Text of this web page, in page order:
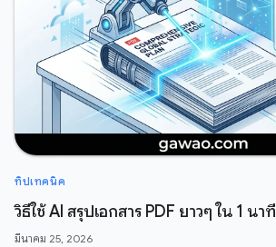
ทิปเทคนิค
วิธีใช้ AI สรุปเอกสาร PDF ยาวๆ ใน 1 นาที
มีนาคม 25, 2026